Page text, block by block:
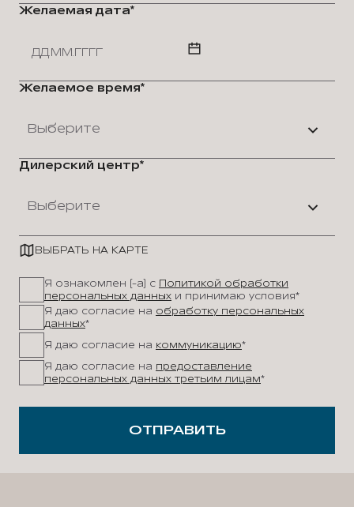
Желаемая дата*
Желаемое время*
Выберите
Дилерский центр*
Выберите
ВЫБРАТЬ НА КАРТЕ
Я ознакомлен (-а) с Политикой обработки
персональных данных и принимаю условия*
Я даю согласие на обработку персональных
данных*
Я даю согласие на коммуникацию*
Я даю согласие на предоставление
персональных данных третьим лицам*
ОТПРАВИТЬ